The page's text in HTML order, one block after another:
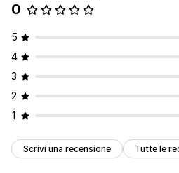
0
5
4
3
2
1
Scrivi una recensione Tutte le